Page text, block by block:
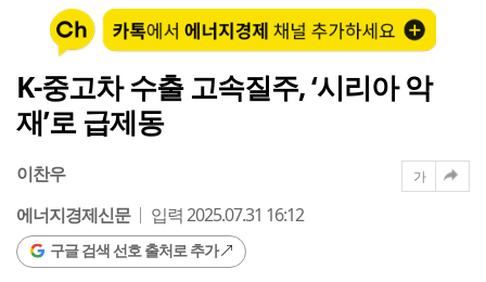
K-중고차 수출 고속질주, ‘시리아 악
재’로 급제동
이찬우
에너지경제신문
입력 2025.07.31 16:12
구글 검색 선호 출처로 추가
가